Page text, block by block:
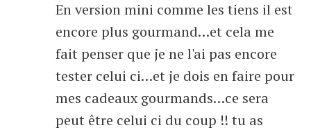
En version mini comme les tiens il est
encore plus gourmand…et cela me
fait penser que je ne l'ai pas encore
tester celui ci…et je dois en faire pour
mes cadeaux gourmands…ce sera
peut être celui ci du coup !! tu as